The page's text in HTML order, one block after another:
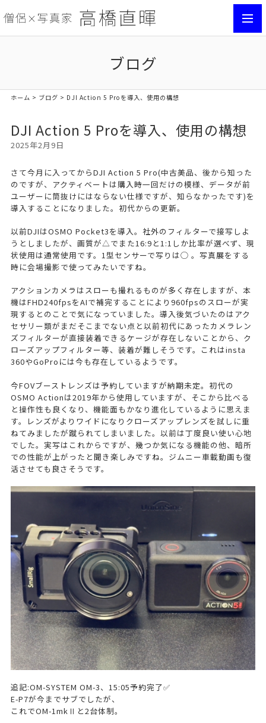
ブログ
ホーム > ブログ > DJI Action 5 Proを導入、使用の構想
DJI Action 5 Proを導入、使用の構想
2025年2月9日
さて今月に入ってからDJI Action 5 Pro(中古美品、後から知った
のですが、アクティベートは購入時一回だけの模様、データが前
ユーザーに筒抜けにはならない仕様ですが、知らなかったです)を
導入することになりました。初代からの更新。
以前DJIはOSMO Pocket3を導入。社外のフィルターで接写しよ
うとしましたが、画質が△でまた16:9と1:1しか比率が選べず、現
状使用は通常使用です。1型センサーで写りは◯ 。写真展をする
時に会場撮影で使ってみたいですね。
アクションカメラはスローも撮れるものが多く存在しますが、本
機はFHD240fpsをAIで補完することにより960fpsのスローが実
現するとのことで気になっていました。導入後気づいたのはアク
セサリー類がまだそこまでない点と以前初代にあったカメラレン
ズフィルターが直接装着できるケージが存在しないことから、ク
ローズアップフィルター等、装着が難しそうです。これはinsta
360やGoProには今も存在しているようです。
今FOVブーストレンズは予約していますが納期未定。初代の
OSMO Actionは2019年から使用していますが、そこから比べる
と操作性も良くなり、機能面もかなり進化しているように思えま
す。レンズがよりワイドになりクローズアップレンズを試しに重
ねてみましたが蹴られてしまいました。以前は丁度良い使い心地
でした。実写はこれからですが、幾つか気になる機能の他、暗所
での性能が上がったと聞き楽しみですね。ジムニー車載動画も復
活させても良さそうです。
追記:OM-SYSTEM OM-3、15:05予約完了✅
E-P7が今までサブでしたが、
これでOM-1mkⅡと2台体制。